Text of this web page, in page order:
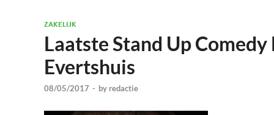
ZAKELIJK
Laatste Stand Up
Evertshuis
08/05/2017 - by redactie